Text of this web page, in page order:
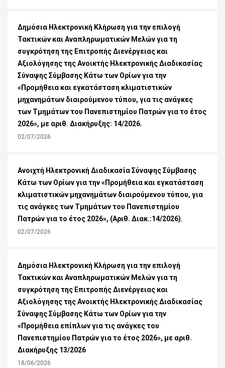
Δημόσια Ηλεκτρονική Κλήρωση για την επιλογή
Τακτικών και Αναπληρωματικών Μελών για τη
συγκρότηση της Επιτροπής Διενέργειας και
Αξιολόγησης της Ανοικτής Ηλεκτρονικής Διαδικασίας
Σύναψης Σύμβασης Κάτω των Ορίων για την
«Προμήθεια και εγκατάσταση κλιματιστικών
μηχανημάτων διαιρούμενου τύπου, για τις ανάγκες
των Τμημάτων του Πανεπιστημίου Πατρών για το έτος
2026», με αριθ. Διακήρυξης: 14/2026.
02/07/2026
Ανοιχτή Ηλεκτρονική Διαδικασία Σύναψης Σύμβασης
Κάτω των Ορίων για την «Προμήθεια και εγκατάσταση
κλιματιστικών μηχανημάτων διαιρούμενου τύπου, για
τις ανάγκες των Τμημάτων του Πανεπιστημίου
Πατρών για το έτος 2026», (Αριθ. Διακ.:14/2026).
02/07/2026
Δημόσια Ηλεκτρονική Κλήρωση για την επιλογή
Τακτικών και Αναπληρωματικών Μελών για τη
συγκρότηση της Επιτροπής Διενέργειας και
Αξιολόγησης της Ανοικτής Ηλεκτρονικής Διαδικασίας
Σύναψης Σύμβασης Κάτω των Ορίων για την
«Προμήθεια επίπλων για τις ανάγκες του
Πανεπιστημίου Πατρών για το έτος 2026», με αριθ.
Διακήρυξης 13/2026
18/06/2026